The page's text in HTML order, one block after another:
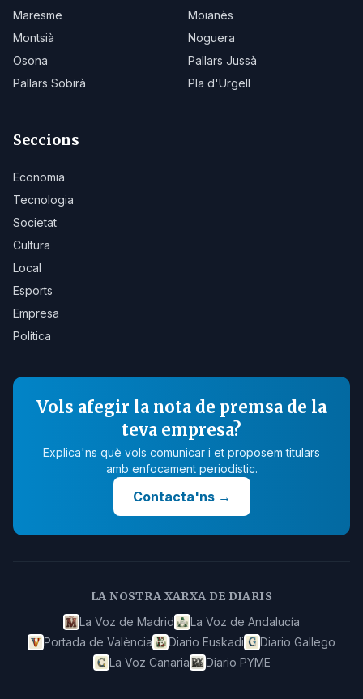
Maresme
Moianès
Montsià
Noguera
Osona
Pallars Jussà
Pallars Sobirà
Pla d'Urgell
Seccions
Economia
Tecnologia
Societat
Cultura
Local
Esports
Empresa
Política
Vols afegir la nota de premsa de la
teva empresa?
Explica'ns què vols comunicar i et proposem titulars
amb enfocament periodístic.
Contacta'ns→
LA NOSTRA XARXA DE DIARIS
La Voz de Madrid
La Voz de Andalucía
Portada de València
Diario Euskadi
Diario Gallego
La Voz Canaria
Diario PYME